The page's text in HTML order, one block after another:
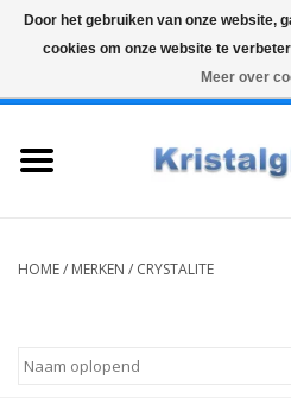
HOME/ MERKEN / CRYSTALITE
Door het gebruiken van onze website,
cookies om onze website te
Meer over